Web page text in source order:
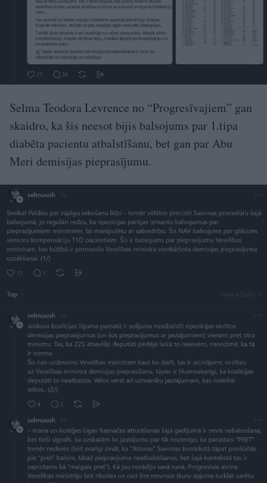
Selma Teodora Levrence no “Progresīvajiem” gan
skaidro, ka šis neesot bijis balsojums par 1.tipa
diabēta pacientu atbalstīšanu, bet gan par Abu
Meri demisijas pieprasījumu.